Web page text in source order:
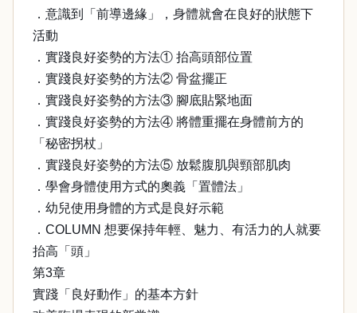
．意識到「前導邊緣」，身體就會在良好的狀態下
活動
．實踐良好姿勢的方法① 抬高頭部位置
．實踐良好姿勢的方法② 骨盆擺正
．實踐良好姿勢的方法③ 腳底貼緊地面
．實踐良好姿勢的方法④ 將體重擺在身體前方的
「秘密拐杖」
．實踐良好姿勢的方法⑤ 放鬆腹肌與頸部肌肉
．學會身體使用方式的奧義「置體法」
．幼兒使用身體的方式是良好示範
．COLUMN 想要保持年輕、魅力、有活力的人就要
抬高「頭」
第3章
實踐「良好動作」的基本方針